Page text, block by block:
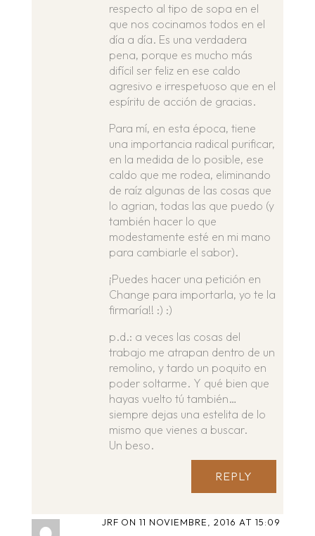
respecto al tipo de sopa en el
que nos cocinamos todos en el
día a día. Es una verdadera
pena, porque es mucho más
difícil ser feliz en ese caldo
agresivo e irrespetuoso que en el
espíritu de acción de gracias.
Para mí, en esta época, tiene
una importancia radical purificar,
en la medida de lo posible, ese
caldo que me rodea, eliminando
de raíz algunas de las cosas que
lo agrian, todas las que puedo (y
también hacer lo que
modestamente esté en mi mano
para cambiarle el sabor).
¡Puedes hacer una petición en
Change para importarla, yo te la
firmaría!! :) :)
p.d.: a veces las cosas del
trabajo me atrapan dentro de un
remolino, y tardo un poquito en
poder soltarme. Y qué bien que
hayas vuelto tú también…
siempre dejas una estelita de lo
mismo que vienes a buscar.
Un beso.
REPLY
JRF ON 11 NOVIEMBRE, 2016 AT 15:09